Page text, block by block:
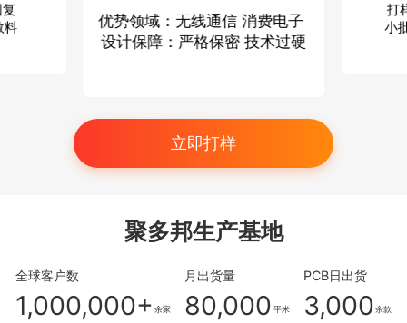
料 优势领域：无线通信 消费电子
设计保障：严格保密 技术过硬
打
小
立即打样
聚多邦生产基地
全球客户数
1,000,000+ 余家
月出货量
80,000 平米
PCB日出货
3,000 余款